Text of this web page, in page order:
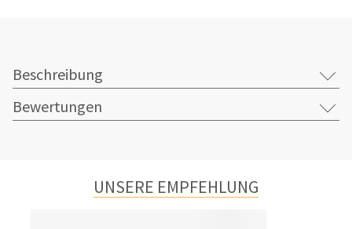
Beschreibung
Bewertungen
UNSERE EMPFEHLUNG